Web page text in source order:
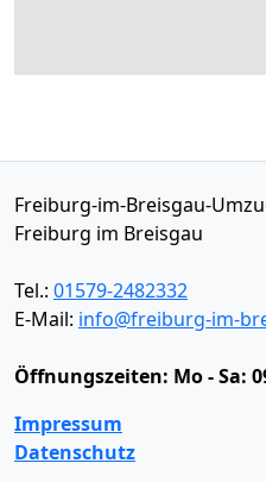
Freiburg-im-Breisgau-
Freiburg im Breisgau
Tel.: 01579-2482332
E-Mail: info@freiburg-im-
Öffnungszeiten: Mo - Sa:
Impressum
Datenschutz